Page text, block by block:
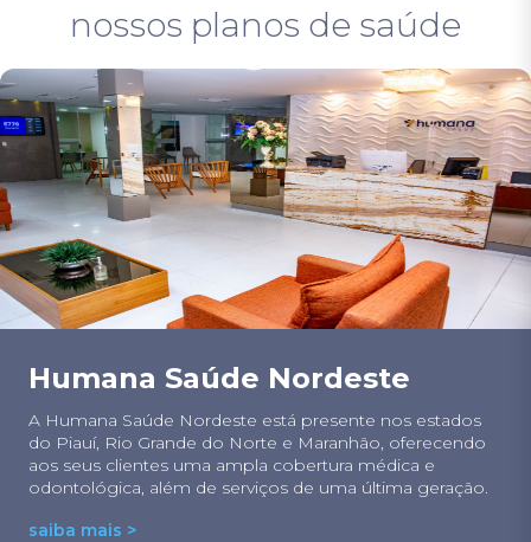
nossos planos de saúde
Humana Saúde Nordeste
A Humana Saúde Nordeste está presente nos estados
do Piauí, Rio Grande do Norte e Maranhão, oferecendo
aos seus clientes uma ampla cobertura médica e
odontológica, além de serviços de uma última geração.
saiba mais >